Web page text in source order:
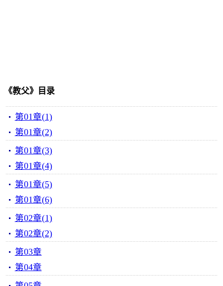
《教父》目录
第01章(1)
第01章(2)
第01章(3)
第01章(4)
第01章(5)
第01章(6)
第02章(1)
第02章(2)
第03章
第04章